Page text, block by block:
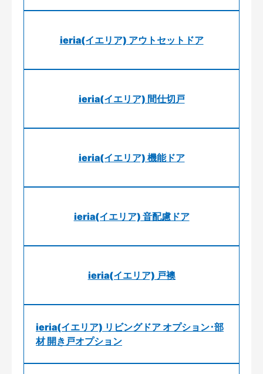
ieria(イエリア) アウトセットドア
ieria(イエリア) 間仕切戸
ieria(イエリア) 機能ドア
ieria(イエリア) 音配慮ドア
ieria(イエリア) 戸襖
ieria(イエリア) リビングドア オプション･部
材 開き戸オプション